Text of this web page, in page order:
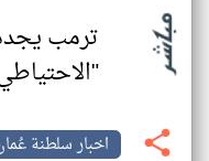
ترمب
اخبار سلطنة